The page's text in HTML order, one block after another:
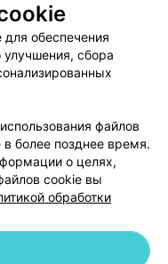
обеспечения
улучшения, сбора
файлов
в более позднее время.
о целях,
cookie вы
обработки